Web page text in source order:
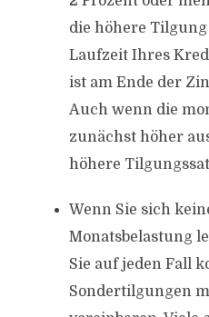
die höhere
Laufzeit Ihres
ist am Ende der
Auch wenn die
zunächst höher
höhere
Wenn Sie sich
Monatsbelastung
Sie auf jeden Fall
Sondertilgungen